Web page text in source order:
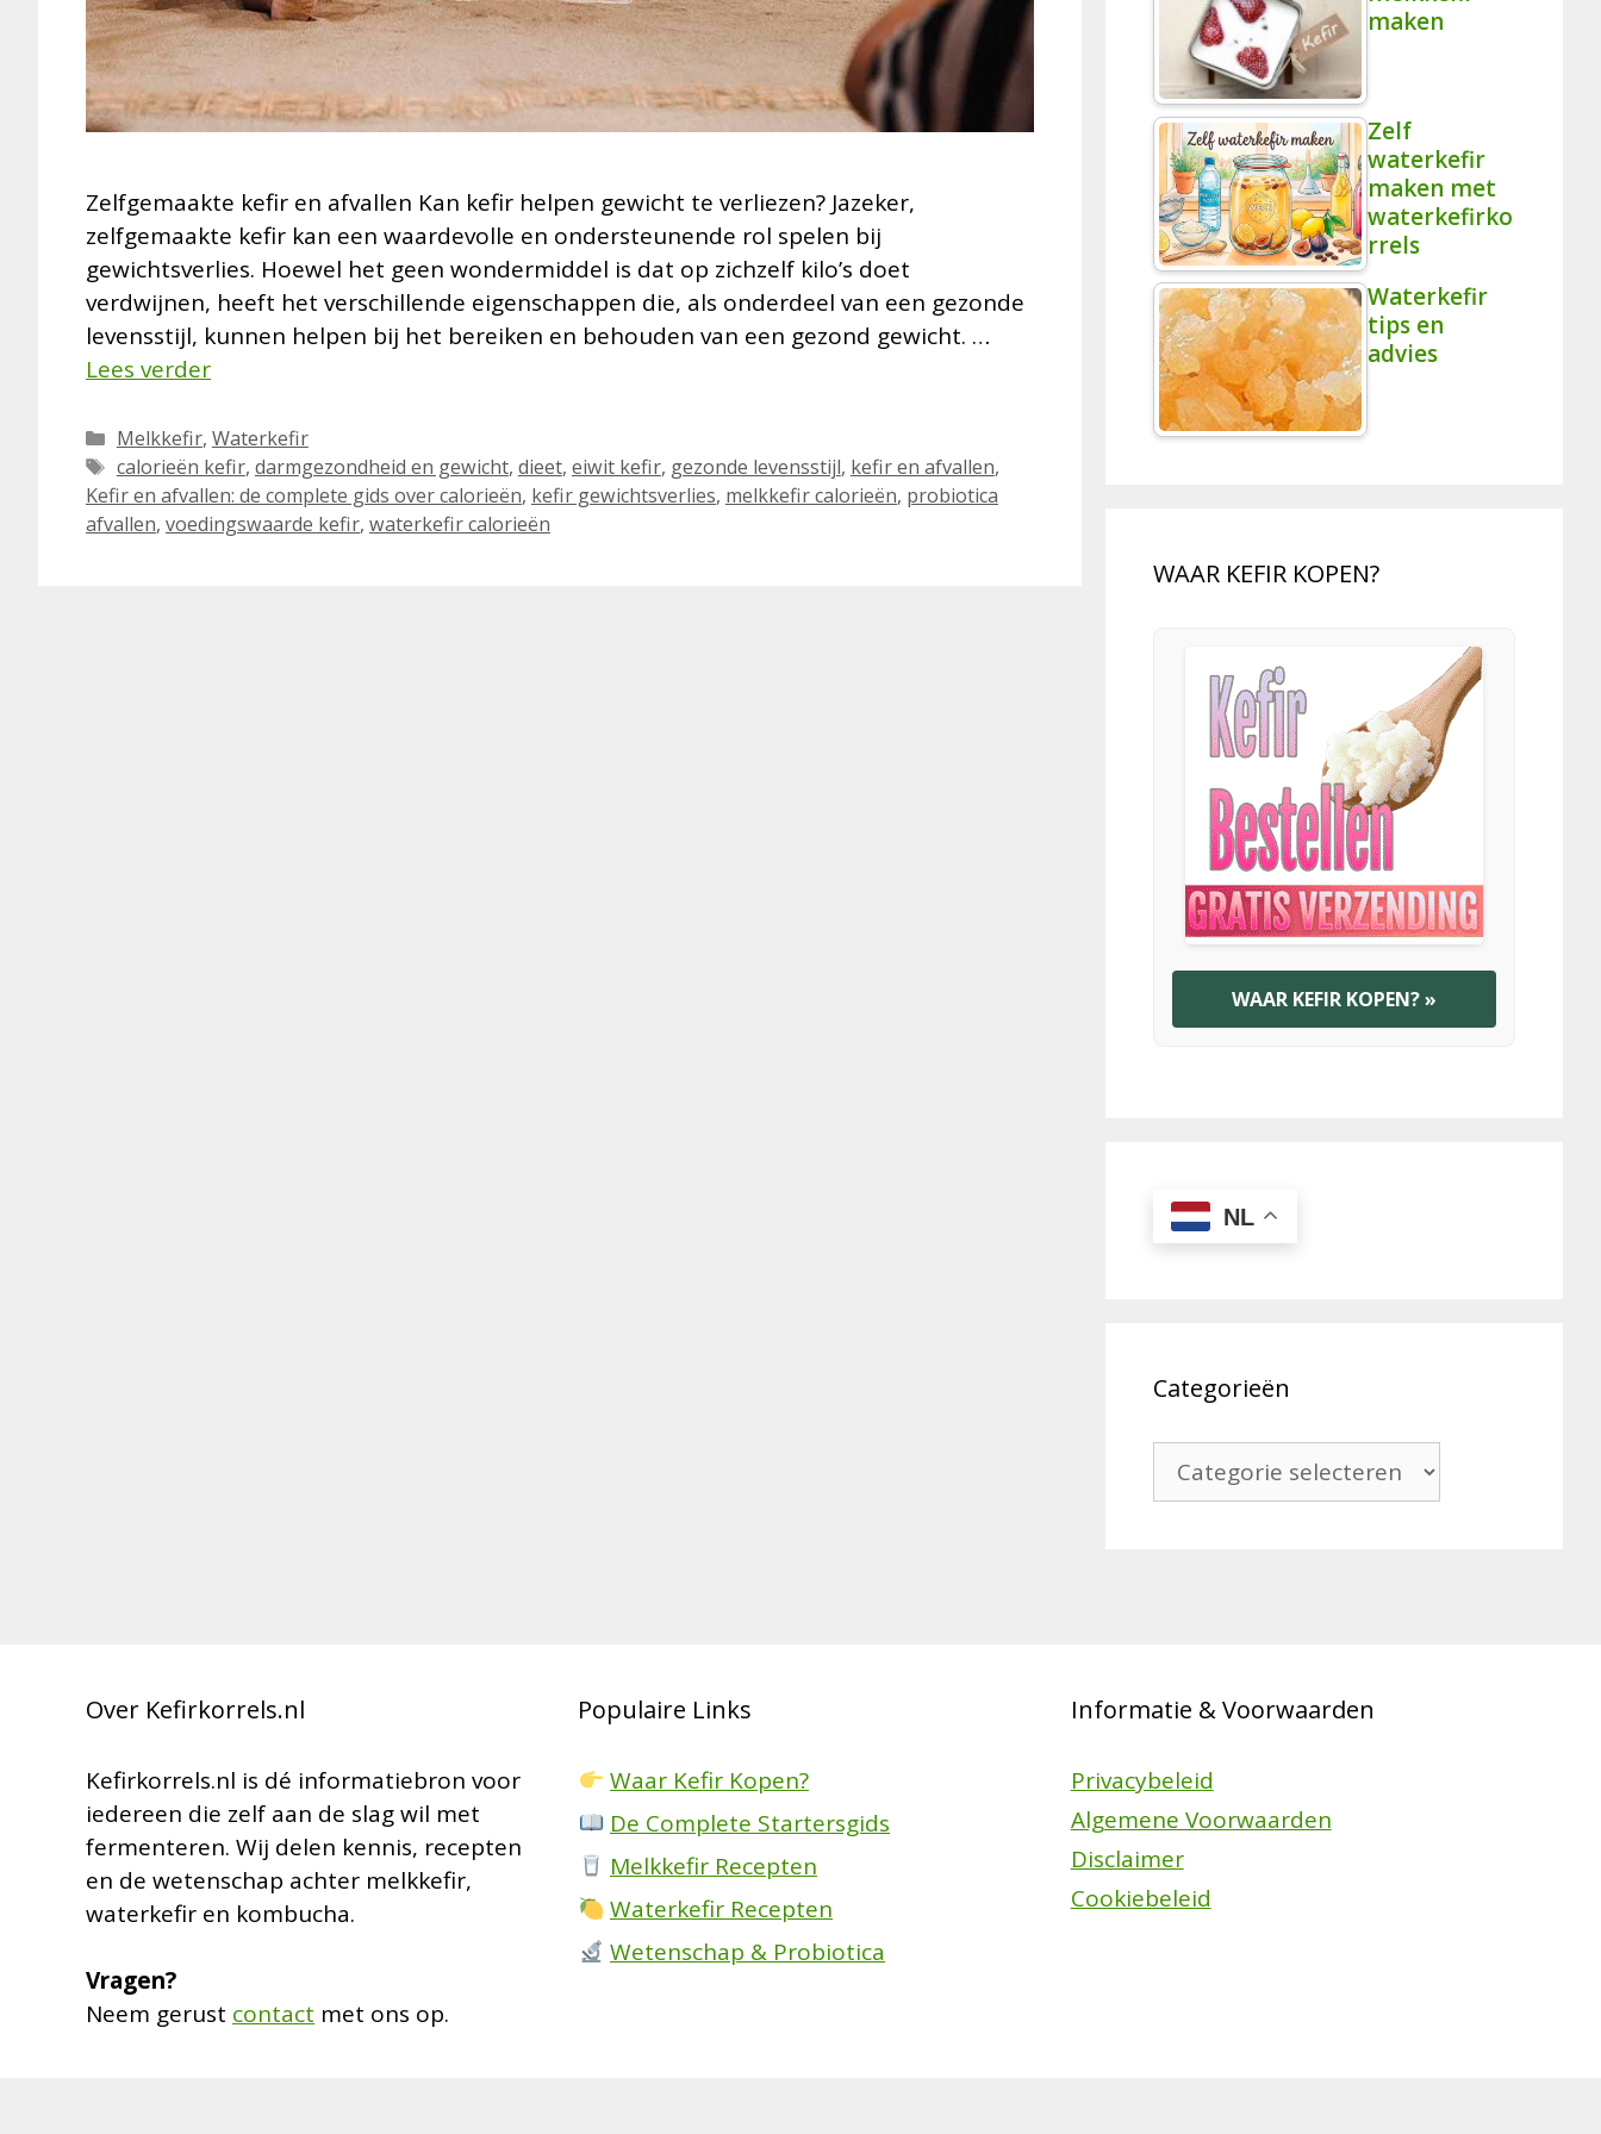
Zelfgemaakte kefir en afvallen Kan kefir helpen gewicht te verliezen? Jazeker,
zelfgemaakte kefir kan een waardevolle en ondersteunende rol spelen bij
gewichtsverlies. Hoewel het geen wondermiddel is dat op zichzelf kilo’s doet
verdwijnen, heeft het verschillende eigenschappen die, als onderdeel van een gezonde
levensstijl, kunnen helpen bij het bereiken en behouden van een gezond gewicht. …
Lees verder
Categorieën
Melkkefir, Waterkefir
Tags
calorieën kefir, darmgezondheid en gewicht, dieet, eiwit kefir, gezonde levensstijl, kefir en afvallen,
Kefir en afvallen: de complete gids over calorieën, kefir gewichtsverlies, melkkefir calorieën, probiotica
afvallen, voedingswaarde kefir, waterkefir calorieën
maken
Zelf
waterkefir
maken met
waterkefirko
rrels
Waterkefir
tips en
advies
WAAR KEFIR KOPEN?
WAAR KEFIR KOPEN? »
NL
Categorieën
Categorieën
Over Kefirkorrels.nl
Kefirkorrels.nl is dé informatiebron voor
iedereen die zelf aan de slag wil met
fermenteren. Wij delen kennis, recepten
en de wetenschap achter melkkefir,
waterkefir en kombucha.
Vragen?
Neem gerust contact met ons op.
Populaire Links
Waar Kefir Kopen?
De Complete Startersgids
Melkkefir Recepten
Waterkefir Recepten
Wetenschap & Probiotica
Informatie & Voorwaarden
Privacybeleid
Algemene Voorwaarden
Disclaimer
Cookiebeleid